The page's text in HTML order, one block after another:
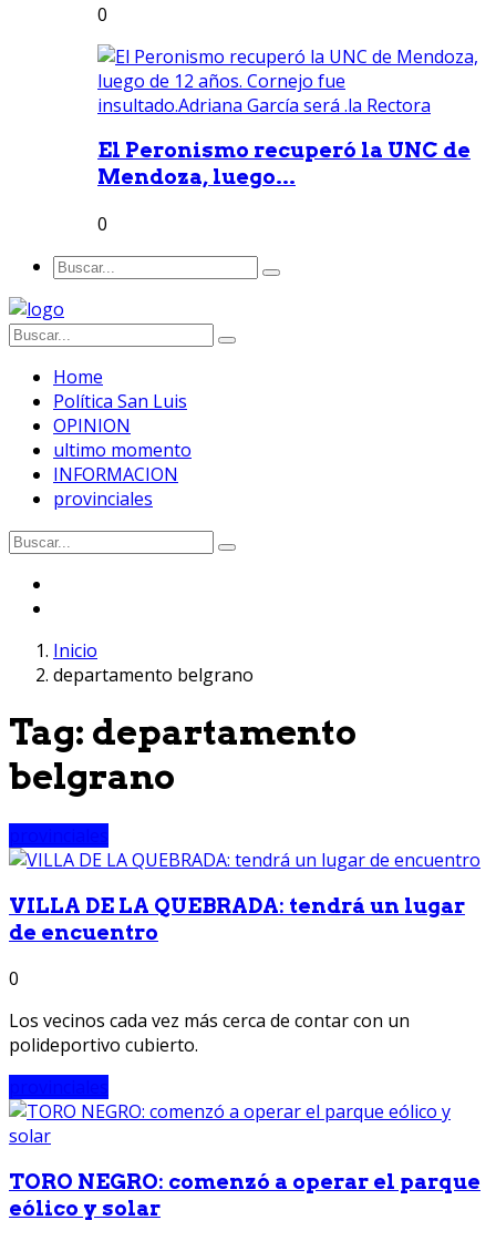
0
El Peronismo recuperó la UNC de
Mendoza, luego...
0
Home
Política San Luis
OPINION
ultimo momento
INFORMACION
provinciales
Inicio
departamento belgrano
Tag: departamento
belgrano
VILLA DE LA QUEBRADA: tendrá un lugar
de encuentro
0
Los vecinos cada vez más cerca de contar con un
polideportivo cubierto.
TORO NEGRO: comenzó a operar el parque
eólico y solar